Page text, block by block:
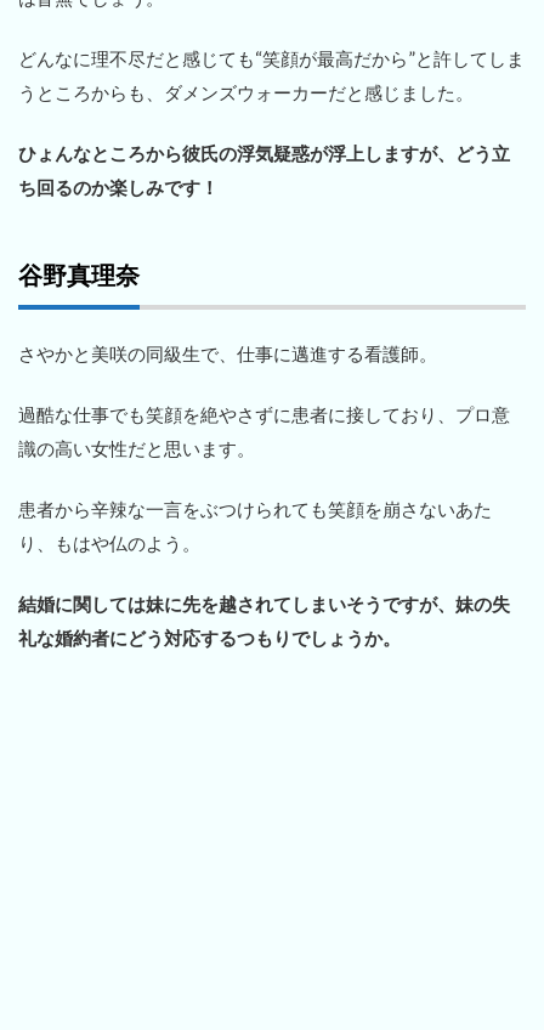
どんなに理不尽だと感じても“笑顔が最高だから”と許してしま
うところからも、ダメンズウォーカーだと感じました。
ひょんなところから彼氏の浮気疑惑が浮上しますが、どう立
ち回るのか楽しみです！
谷野真理奈
さやかと美咲の同級生で、仕事に邁進する看護師。
過酷な仕事でも笑顔を絶やさずに患者に接しており、プロ意
識の高い女性だと思います。
患者から辛辣な一言をぶつけられても笑顔を崩さないあた
り、もはや仏のよう。
結婚に関しては妹に先を越されてしまいそうですが、妹の失
礼な婚約者にどう対応するつもりでしょうか。